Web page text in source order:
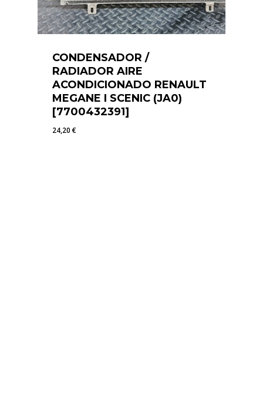
CONDENSADOR /
RADIADOR AIRE
ACONDICIONADO RENAULT
MEGANE I SCENIC (JA0)
[7700432391]
24,20€